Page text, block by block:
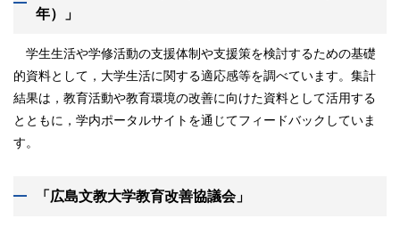
年）」
学生生活や学修活動の支援体制や支援策を検討するための基礎
的資料として，大学生活に関する適応感等を調べています。集計
結果は，教育活動や教育環境の改善に向けた資料として活用する
とともに，学内ポータルサイトを通じてフィードバックしていま
す。
「広島文教大学教育改善協議会」